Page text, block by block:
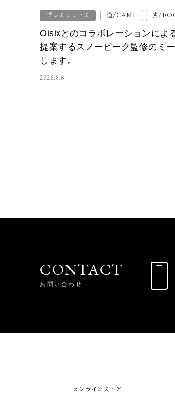
プレスリリース 遊/CAMP 食/
Oisixとのコラボレーションによ
提案するスノーピーク監修のミ
します。
2026.8.6
CONTACT
お問い合わせ
オンラインストア